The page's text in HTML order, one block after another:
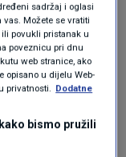
i
treba
neki ljudi
američkog
sadržaj i oglasi
Možete se vratiti
povukli pristanak u
poveznicu pri dnu
web stranice, ako
opisano u dijelu Web-
privatnosti. Dodatne
bismo pružili